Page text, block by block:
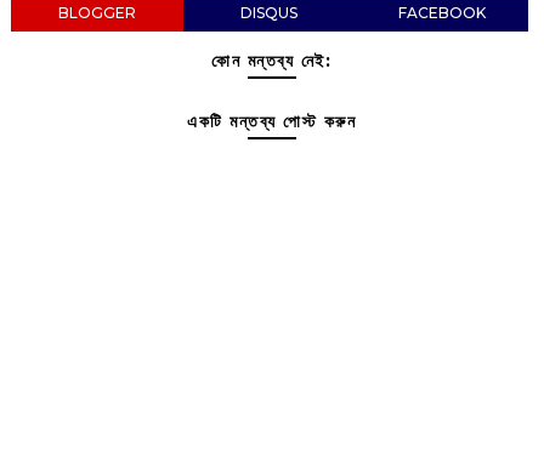
BLOGGER DISQUS FACEBOOK
কোন মন্তব্য নেই:
একটি মন্তব্য পোস্ট করুন